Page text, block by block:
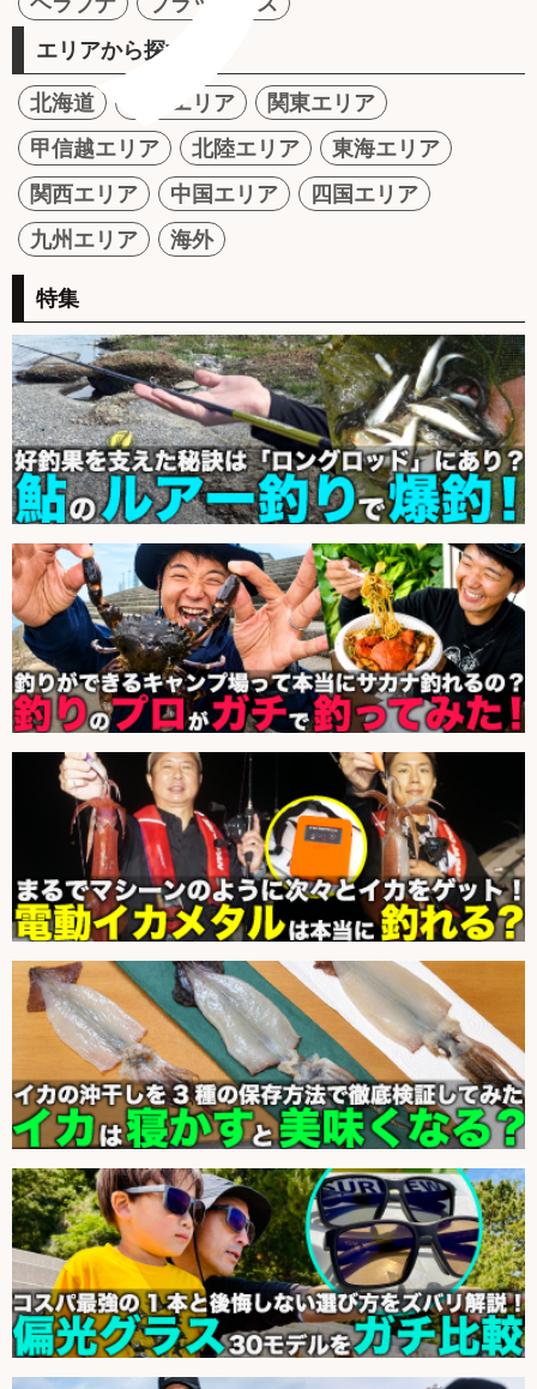
エリアから探す
北海道 東北エリア
関東エリア
甲信越エリア
北陸エリア
東海エリア
関西エリア
中国エリア
四国エリア
九州エリア
海外
特集